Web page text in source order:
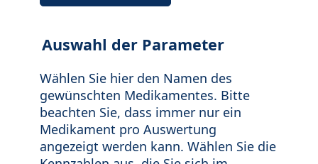
Auswahl der Parameter
Wählen Sie hier den Namen des
gewünschten Medikamentes. Bitte
beachten Sie, dass immer nur ein
Medikament pro Auswertung
angezeigt werden kann. Wählen Sie die